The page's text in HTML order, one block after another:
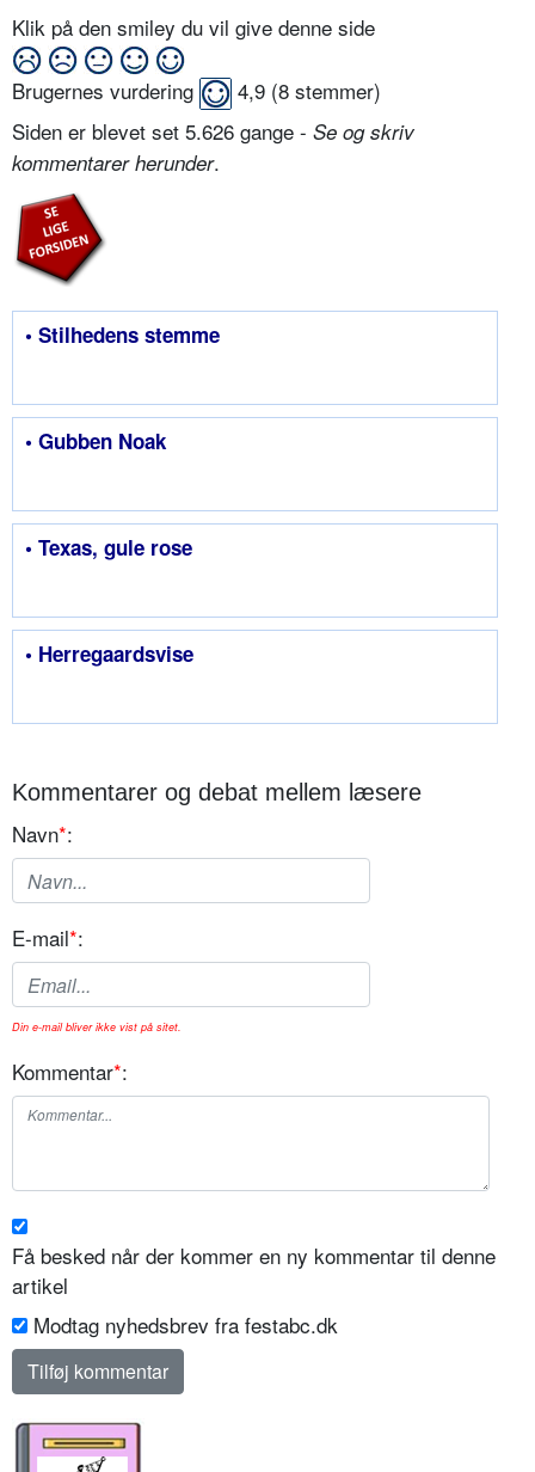
Klik på den smiley du vil give denne side
Brugernes vurdering 4,9 (8 stemmer)
Siden er blevet set 5.626 gange - Se og skriv
kommentarer herunder.
• Stilhedens stemme
• Gubben Noak
• Texas, gule rose
• Herregaardsvise
Kommentarer og debat mellem læsere
Navn*:
E-mail*:
Din e-mail bliver ikke vist på sitet.
Kommentar*:
Få besked når der kommer en ny kommentar til denne
artikel
Modtag nyhedsbrev fra festabc.dk